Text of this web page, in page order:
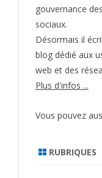
gouvernance
sociaux.
Désormais il
blog dédié aux
web et des
Plus d'infos ...
Vous pouvez
RUBRIQUES